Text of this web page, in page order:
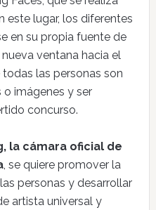
este lugar, los diferentes
en su propia fuente de
ventana hacia el
las personas son
imágenes y ser
concurso.
la cámara oficial de
, se quiere promover la
personas y desarrollar
artista universal y